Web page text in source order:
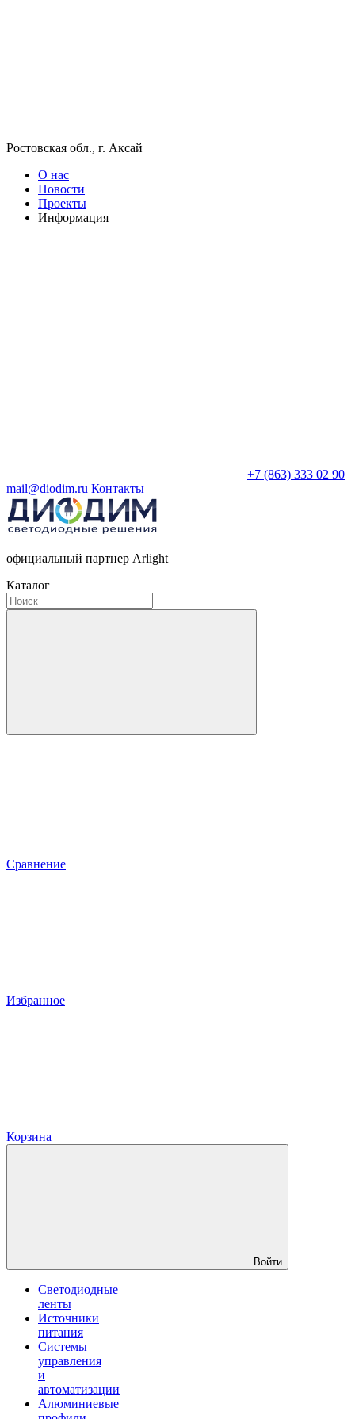
Ростовская обл., г. Аксай
О нас
Новости
Проекты
Информация
+7 (863) 333 02 90
mail@diodim.ru Контакты
официальный партнер Arlight
Каталог
Сравнение
Избранное
Корзина
Войти
Светодиодные
ленты
Источники
питания
Системы
управления
и
автоматизации
Алюминиевые